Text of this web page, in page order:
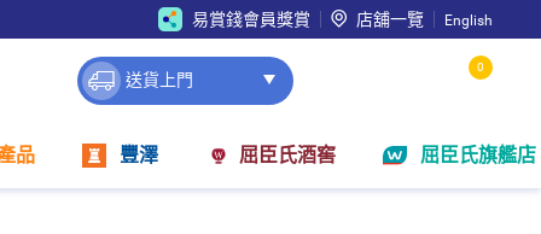
易賞錢會員獎賞 店舖一覽 English
送貨上門
0
品 豐澤 屈臣氏酒窖 屈臣氏旗艦店